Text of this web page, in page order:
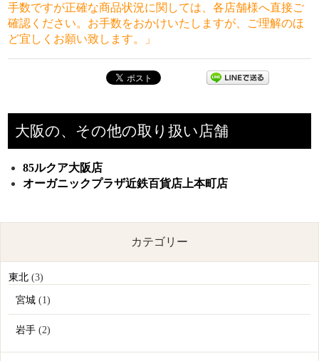
手数ですが正確な商品状況に関しては、各店舗様へ直接ご
確認ください。お手数をおかけいたしますが、ご理解のほ
ど宜しくお願い致します。」
大阪の、その他の取り扱い店舗
85ルクア大阪店
オーガニックプラザ近鉄百貨店上本町店
カテゴリー
東北(3)
宮城 (1)
岩手 (2)